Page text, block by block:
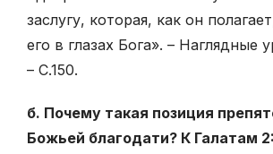
заслугу, которая, как он
его в глазах Бога». – Наглядные
– С.150.
б. Почему такая позиция
Божьей благодати? К Галатам